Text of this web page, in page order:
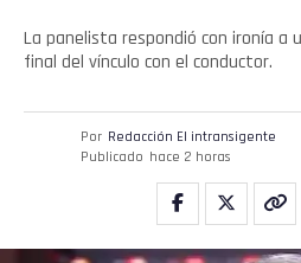
La panelista respondió con ironía a
final del vínculo con el conductor.
Por Redacción El intransigente
Publicado hace 2 horas